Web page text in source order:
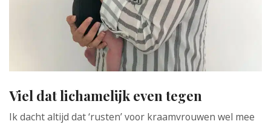
Viel dat lichamelijk even tegen
Ik dacht altijd dat ‘rusten’ voor kraamvrouwen wel mee